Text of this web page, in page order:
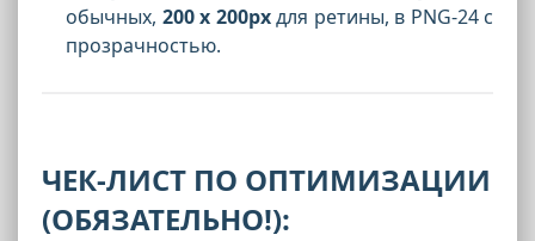
обычных, 200 x 200pxдля ретины, в PNG-24 с
прозрачностью.
ЧЕК-ЛИСТ ПО ОПТИМИЗАЦИИ
(ОБЯЗАТЕЛЬНО!):